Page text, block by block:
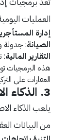
العمليات
إدارة
الصيانة: جدولة
التقارير المالية:
هذه البرمجيات
العقارات على
3. الذكاء الاصطناعي وتحليل البيانات
يلعب الذكاء
من البيانات